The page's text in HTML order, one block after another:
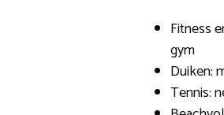
Fitness
gym
Duiken:
Tennis: